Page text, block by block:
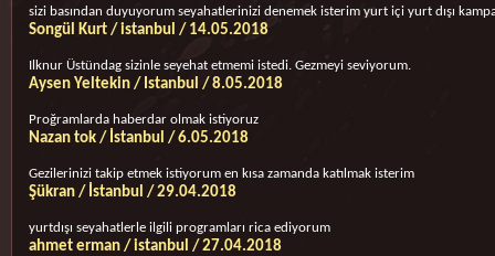
sizi basından duyuyorum seyahatlerinizi denemek isterim yurt içi yurt dışı
Songül Kurt / istanbul / 14.05.2018
Ilknur Üstündag sizinle seyehat etmemi istedi. Gezmeyi seviyorum.
Aysen Yeltekin / Istanbul / 8.05.2018
Proğramlarda haberdar olmak istiyoruz
Nazan tok / İstanbul / 6.05.2018
Gezilerinizi takip etmek istiyorum en kısa zamanda katılmak isterim
Şükran / İstanbul / 29.04.2018
yurtdışı seyahatlerle ilgili programları rica ediyorum
ahmet erman / istanbul / 27.04.2018